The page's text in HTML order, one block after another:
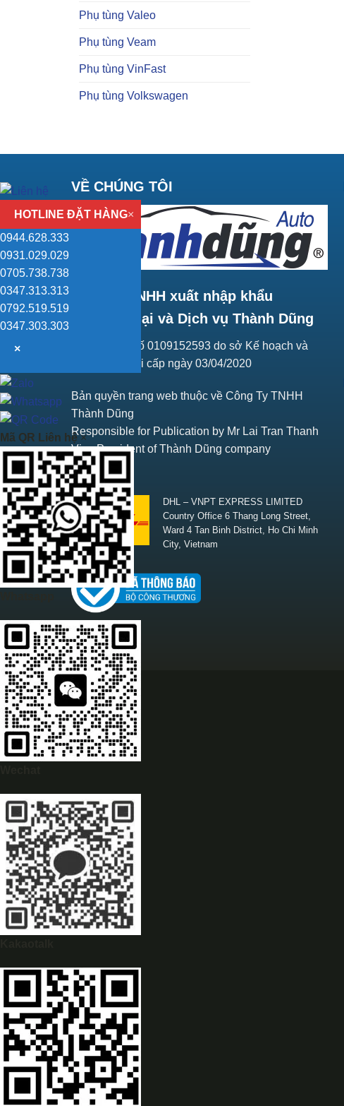
Phụ tùng Valeo
Phụ tùng Veam
Phụ tùng VinFast
Phụ tùng Volkswagen
VỀ CHÚNG TÔI
Công ty TNHH xuất nhập khẩu
Thương mại và Dịch vụ Thành Dũng
Giấy ĐKKD số 0109152593 do sở Kế hoạch và
Đầu tư Hà Nội cấp ngày 03/04/2020
Bản quyền trang web thuộc về Công Ty TNHH
Thành Dũng
Responsible for Publication by Mr Lai Tran Thanh
Vice President of Thành Dũng company
SHIPPING
DHL – VNPT EXPRESS LIMITED
Country Office 6 Thang Long Street,
Ward 4 Tan Binh District, Ho Chi Minh
City, Vietnam
HOTLINE ĐẶT HÀNG×
0944.628.333
0931.029.029
0705.738.738
0347.313.313
0792.519.519
0347.303.303
×
Mã QR Liên hệ×
WhatsApp 0944628333
WeChat